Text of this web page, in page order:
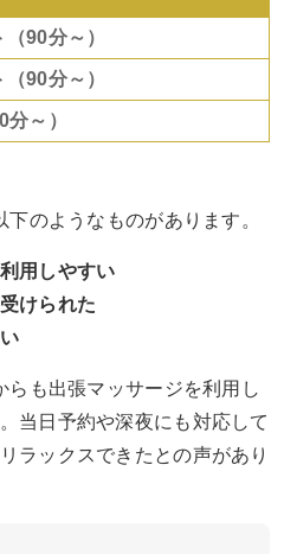
90分～）
90分～）
～）
のようなものがあります。
用しやすい
けられた
らも出張マッサージを利用し
当日予約や深夜にも対応して
ラックスできたとの声があり